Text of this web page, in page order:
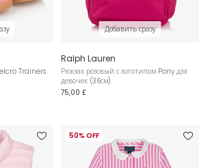
Trainers
Добавить сразу
Ralph Lauren
Рюкзак розовый с логотипом Pony для
девочек (36см)
75,00 £
50% OFF